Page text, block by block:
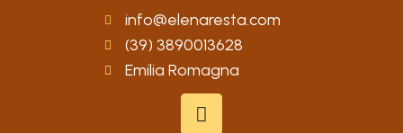
info@elenaresta.com
(39) 3890013628
Emilia Romagna